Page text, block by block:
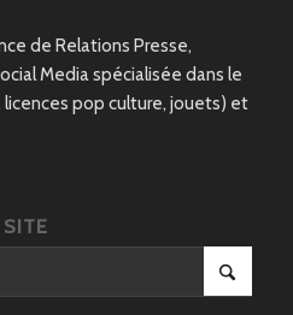
de Relations Presse,
Media spécialisée dans le
pop culture, jouets) et
SITE